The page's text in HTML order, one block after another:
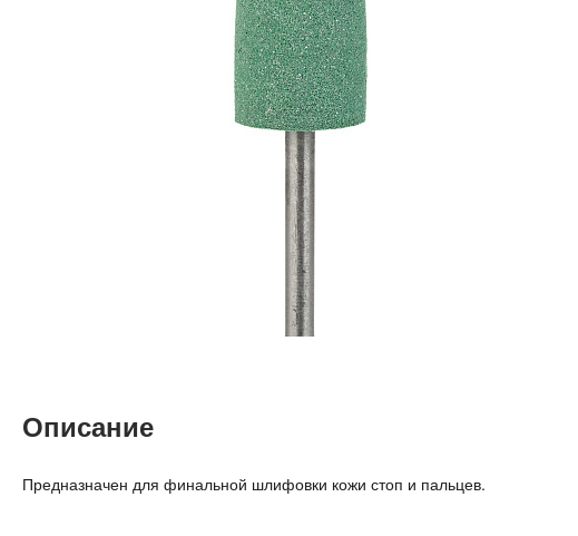
Описание
Предназначен для финальной шлифовки кожи стоп и пальцев.